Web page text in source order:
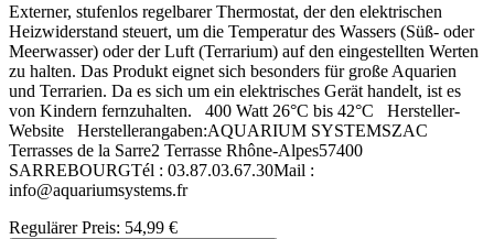
Externer, stufenlos regelbarer Thermostat, der den elektrischen
Heizwiderstand steuert, um die Temperatur des Wassers (Süß- oder
Meerwasser) oder der Luft (Terrarium) auf den eingestellten Werten
zu halten. Das Produkt eignet sich besonders für große Aquarien
und Terrarien. Da es sich um ein elektrisches Gerät handelt, ist es
von Kindern fernzuhalten. 400 Watt 26°C bis 42°C Hersteller-
Website Herstellerangaben:AQUARIUM SYSTEMSZAC
Terrasses de la Sarre2 Terrasse Rhône-Alpes57400
SARREBOURGTél : 03.87.03.67.30Mail :
info@aquariumsystems.fr
Regulärer Preis: 54,99 €